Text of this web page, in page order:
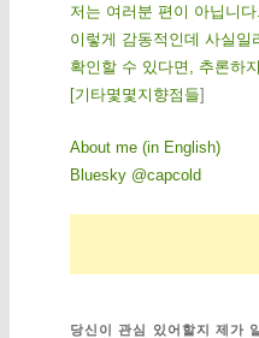
저는 여러분 편이 아닙니다.
이렇게 감동적인데 사실일
확인할 수 있다면, 추론하
[기 타몇 몇 지 향점 들]
About me (in English)
Bluesky @capcold
당신이 관심 있어할지 제가